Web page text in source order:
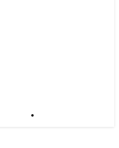
い合わせ